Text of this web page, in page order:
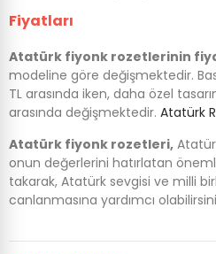
Fiyatları
Atatürk fiyonk rozetlerinin
modeline göre değişmektedir.
TL arasında iken, daha özel
arasında değişmektedir. Atatürk
Atatürk fiyonk rozetleri,
onun değerlerini hatırlatan
takarak, Atatürk sevgisi ve milli
canlanmasına yardımcı